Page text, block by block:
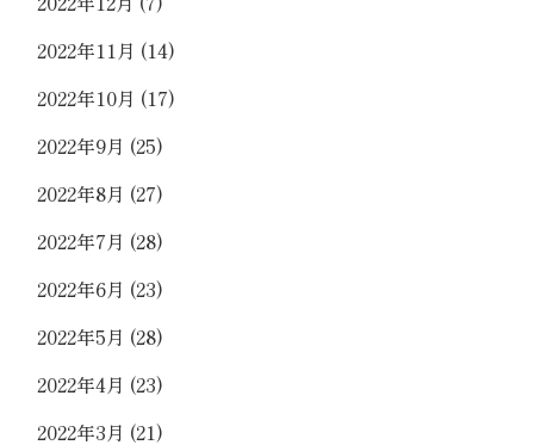
2022年11月 (14)
2022年10月 (17)
2022年9月 (25)
2022年8月 (27)
2022年7月 (28)
2022年6月 (23)
2022年5月 (28)
2022年4月 (23)
2022年3月 (21)